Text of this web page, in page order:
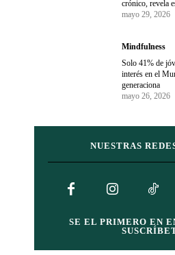
crónico, revela
mayo 29, 2026
Mindfulness
Solo 41% de
interés en el
generaciona
mayo 26, 2026
NUESTRAS
SE EL PRIMERO EN